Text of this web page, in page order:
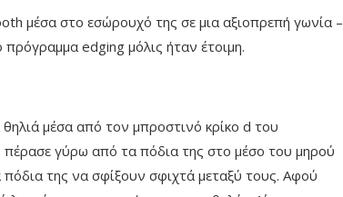
μέσα στο εσώρουχό της σε μια αξιοπρεπή γωνία –
πρόγραμμα edging μόλις ήταν έτοιμη.
μέσα από τον μπροστινό κρίκο d του
πέρασε γύρω από τα πόδια της στο μέσο του μηρού
της να σφίξουν σφιχτά μεταξύ τους. Αφού